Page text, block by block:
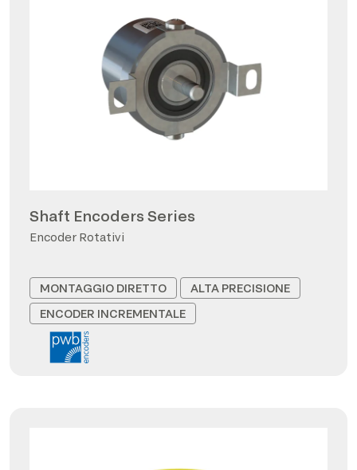
Shaft Encoders Series
Encoder Rotativi
MONTAGGIO DIRETTO
ALTA PRECISIONE
ENCODER INCREMENTALE